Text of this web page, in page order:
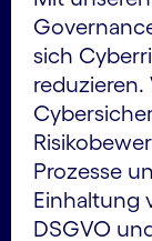
sich
Prozesse
Einhaltung
DSGVO